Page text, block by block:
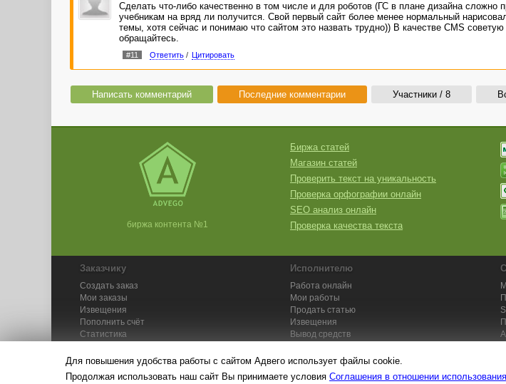
Сделать что-либо качественно в том числе и для роботов (ГС в плане дизайна сложно
учебникам на вряд ли получится. Свой первый сайт более менее нормальный
темы, хотя сейчас и понимаю что сайтом это назвать трудно)) В качестве CMS
обращайтесь.
#11 Ответить/ Цитировать
Написать комментарий Последние комментарии Участники / 8
биржа контента №1
Биржа статей
Магазин статей
Проверить текст на уникальность
Проверка орфографии онлайн
SEO анализ онлайн
Проверка качества текста
Заказчику
Создать заказ
Мои заказы
Извещения
Пополнить счёт
Статистика
Исполнителю
Работа онлайн
Мои работы
Продать статью
Извещения
Вывод средств
Для повышения удобства работы с сайтом Адвего использует файлы cookie.
Продолжая использовать наш сайт Вы принимаете условия Соглашения в отношении